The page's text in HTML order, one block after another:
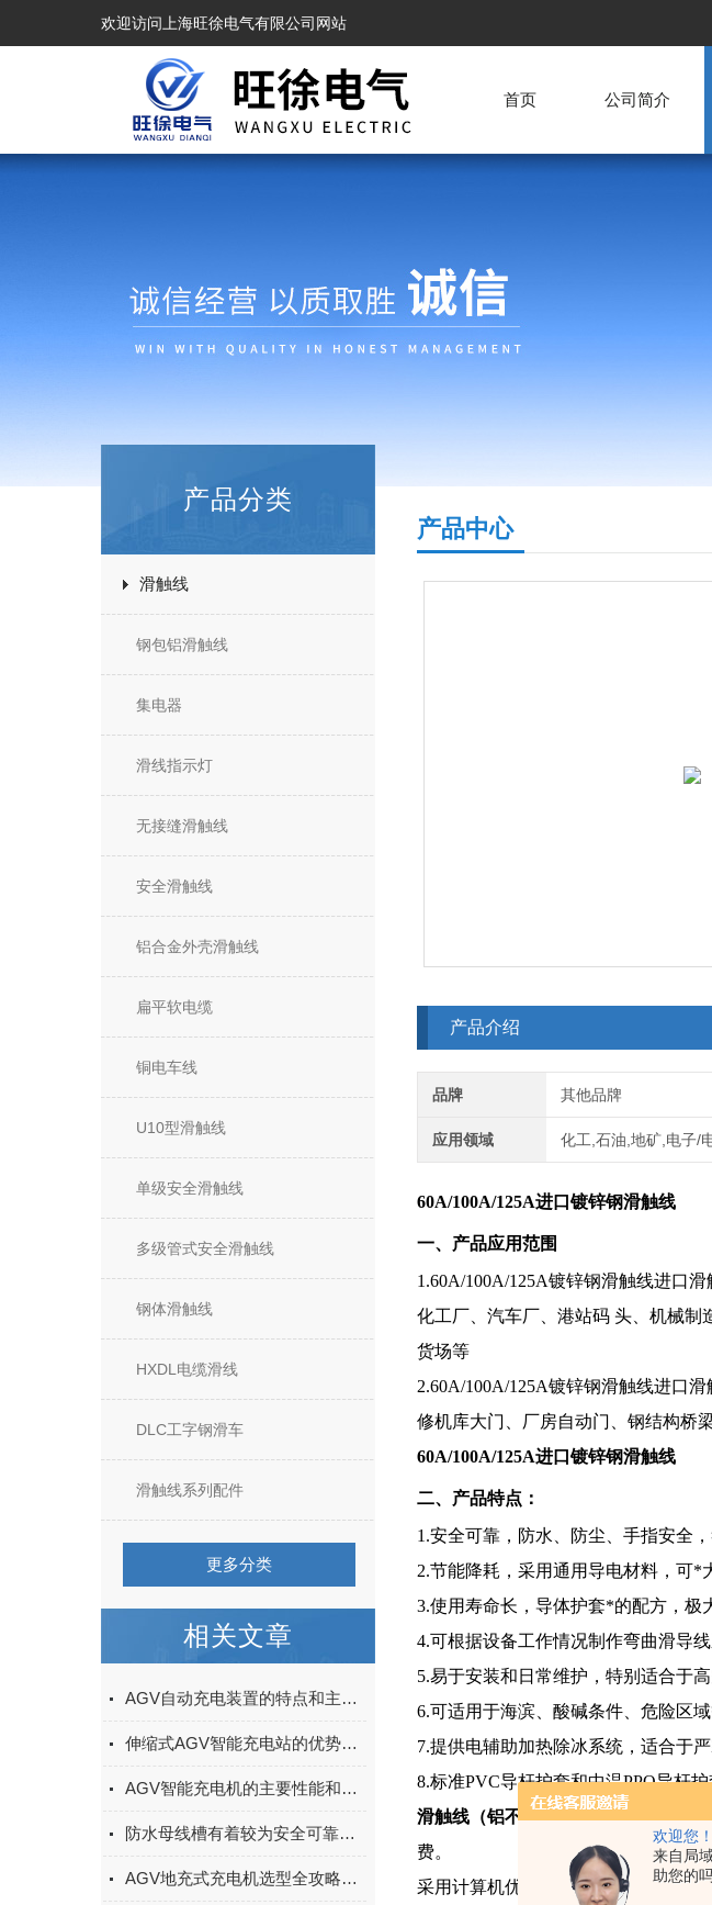
欢迎您！
来自局
助您的
欢迎访问上海旺徐电气有限公司网站
首页 公司简介
产品分类
滑触线
钢包铝滑触线
集电器
滑线指示灯
无接缝滑触线
安全滑触线
铝合金外壳滑触线
扁平软电缆
铜电车线
U10型滑触线
单级安全滑触线
多级管式安全滑触线
钢体滑触线
HXDL电缆滑线
DLC工字钢滑车
滑触线系列配件
更多分类
相关文章
AGV自动充电装置的特点和主要性能概述
伸缩式AGV智能充电站的优势体现在哪里？
AGV智能充电机的主要性能和优点简述
防水母线槽有着较为安全可靠的性能
AGV地充式充电机选型全攻略：接口、功率、通信协议与适配车型指南
产品中心
产品介绍
品牌 其他品牌
应用领域 化工,石油,地矿,电子/
60A/100A/125A进口镀锌钢滑触线
一、产品应用范围
1.60A/100A/125A镀锌钢滑触线进口
化工厂、汽车厂、港站码 头、机械制
货场等
2.60A/100A/125A镀锌钢滑触线进口
修机库大门、厂房自动门、钢结构桥
60A/100A/125A进口镀锌钢滑触线
二、产品特点：
1.安全可靠，防水、防尘、手指安全
2.节能降耗，采用通用导电材料，可*
3.使用寿命长，导体护套*的配方，极
4.可根据设备工作情况制作弯曲滑导
5.易于安装和日常维护，特别适合于
6.可适用于海滨、酸碱条件、危险区
7.提供电辅助加热除冰系统，适合于
8.标准PVC导杆护套和中温PPO导杆
滑触线（铝不锈钢导杆）产品规格随
费。
采用计算机优化设计而成，具有交流